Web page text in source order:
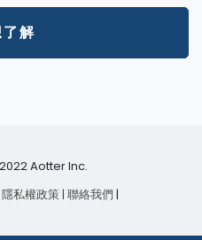
解
Aotter Inc.
私權政策| 聯絡我們 |